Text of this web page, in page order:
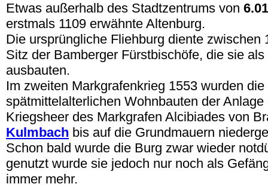
Etwas außerhalb des Stadtzentrums von
erstmals 1109 erwähnte Altenburg.
Die ursprüngliche Fliehburg diente zwischen
Sitz der Bamberger Fürstbischöfe, die sie
ausbauten.
Im zweiten Markgrafenkrieg 1553 wurden die
spätmittelalterlichen Wohnbauten der Anlage
Kriegsheer des Markgrafen Alcibiades von
Kulmbach bis auf die Grundmauern
Schon bald wurde die Burg zwar wieder
genutzt wurde sie jedoch nur noch als
immer mehr.